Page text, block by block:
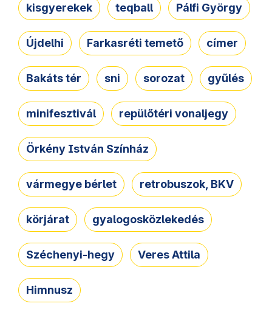
kisgyerekek teqball Pálfi György
Újdelhi Farkasréti temető címer
Bakáts tér sni sorozat gyűlés
minifesztivál repülőtéri vonaljegy
Örkény István Színház
vármegye bérlet retrobuszok, BKV
körjárat gyalogosközlekedés
Széchenyi-hegy Veres Attila
Himnusz